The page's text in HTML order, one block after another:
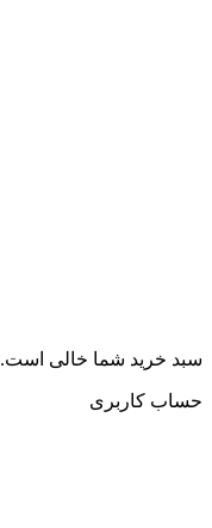
سبد خرید شما خالی است.
حساب کاربری